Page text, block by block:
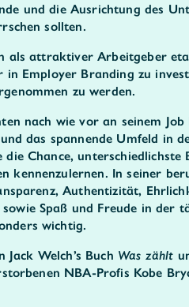
und die Ausrichtung des
sollten.
als attraktiver Arbeitgeber
in Employer Branding zu
zu werden.
nach wie vor an seinem
das spannende Umfeld in
die Chance, unterschiedlichste
kennenzulernen. In seiner
Authentizität,
Spaß und Freude in der
wichtig.
Welch’s Buch Was zählt
NBA-Profis Kobe